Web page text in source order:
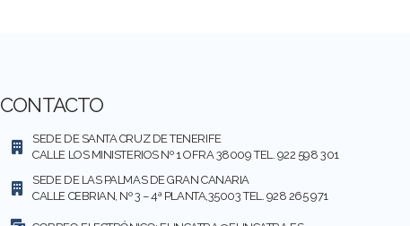
CONTACTO
SEDE DE SANTA CRUZ DE TENERIFE
CALLE LOS MINISTERIOS Nº 1 OFRA 38009 TEL. 922 598 301
SEDE DE LAS PALMAS DE GRAN CANARIA
CALLE CEBRIAN, Nº 3 – 4ª PLANTA,35003 TEL. 928 265 971